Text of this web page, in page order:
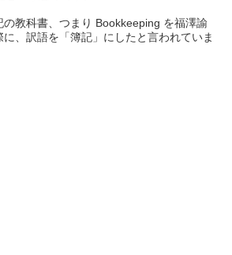
の教科書、つまり Bookkeeping を福澤諭
、訳語を「簿記」にしたと言われていま